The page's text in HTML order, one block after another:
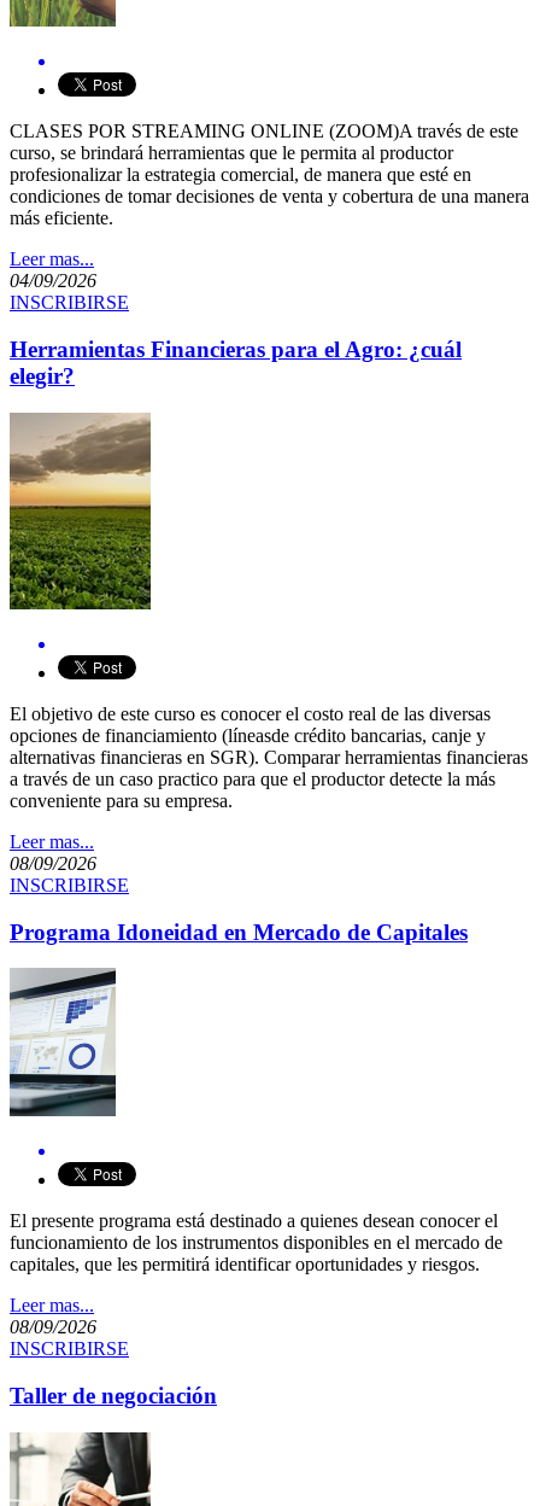
​​ CLASES POR STREAMING ONLINE (ZOOM) ​ A través de este
curso, se brindará herramientas que le permita al productor
profesionalizar la estrategia comercial, de manera que esté en
condiciones de tomar decisiones de venta y cobertura de una manera
más eficiente.​​​ ​​
Leer mas...
04/09/2026
INSCRIBIRSE
Herramientas Financieras para el Agro: ¿cuál
elegir?
El objetivo de este curso es conocer el costo real de las diversas
opciones de financiamiento (líneasde crédito bancarias, canje y
alternativas financieras en SGR). Comparar herramientas financieras
a través de un caso practico para que el productor detecte la más
conveniente para su empresa.
Leer mas...
08/09/2026
INSCRIBIRSE
Programa Idoneidad en Mercado de Capitales
​El presente programa está destinado a quienes desean conocer el
funcionamiento de los instrumentos disponibles en el mercado de
capitales, que les permitirá identificar oportunidades y riesgos.
Leer mas...
08/09/2026
INSCRIBIRSE
Taller de negociación